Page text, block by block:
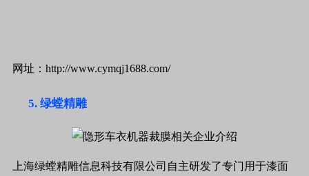
网址：http://www.cymqj1688.com/
绿螳精雕
上海绿螳精雕信息科技有限公司自主研发了专门用于漆面